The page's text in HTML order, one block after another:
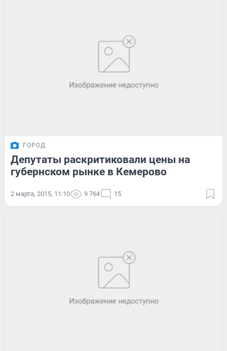
ГОРОД
Депутаты раскритиковали цены на
губернском рынке в Кемерово
2 марта, 2015, 11:10 9 764 15